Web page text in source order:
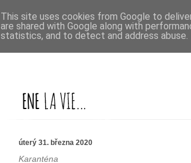
úterý 31. března 2020
Karanténa
This site uses cookies from Google to
are shared with Google along with
statistics, and to detect and address abuse.